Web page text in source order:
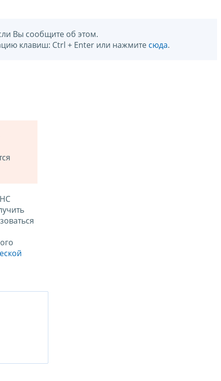
Вы сообщите об этом.
клавиш: Ctrl + Enter или нажмите сюда.